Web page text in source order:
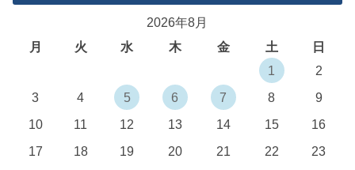
2026年8月
月
火 水 木 金 土
日
1
2
3
4 5 6 7 8
9
10
11 12 13 14 15
16
17
18 19 20 21 22
23